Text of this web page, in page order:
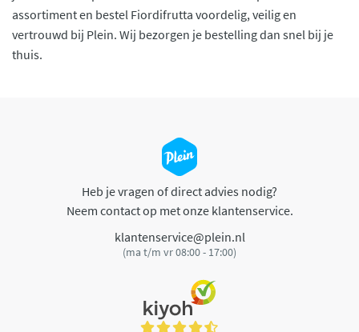
assortiment en bestel Fiordifrutta voordelig, veilig en
vertrouwd bij Plein. Wij bezorgen je bestelling dan snel bij je
thuis.
Heb je vragen of direct advies nodig?
Neem contact op met onze klantenservice.
klantenservice@plein.nl
(ma t/m vr 08:00 - 17:00)